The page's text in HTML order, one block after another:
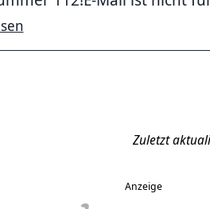
Zuletzt
Anzeige